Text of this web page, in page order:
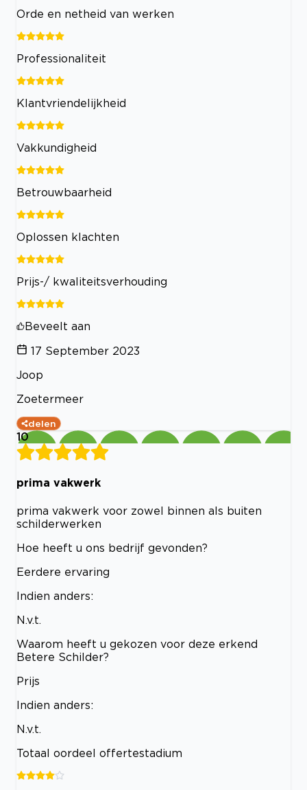
Orde en netheid van werken
Professionaliteit
Klantvriendelijkheid
Vakkundigheid
Betrouwbaarheid
Oplossen klachten
Prijs-/ kwaliteitsverhouding
Beveelt aan
17 September 2023
Joop
Zoetermeer
delen
10
prima vakwerk
prima vakwerk voor zowel binnen als buiten
schilderwerken
Hoe heeft u ons bedrijf gevonden?
Eerdere ervaring
Indien anders:
N.v.t.
Waarom heeft u gekozen voor deze erkend
Betere Schilder?
Prijs
Indien anders:
N.v.t.
Totaal oordeel offertestadium